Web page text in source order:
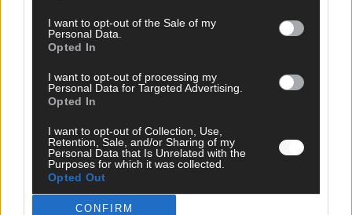
I want to opt-out of the Sale of my
Personal Data.
Opted In
I want to opt-out of processing my
Personal Data for Targeted Advertising.
Opted In
I want to opt-out of Collection, Use,
Retention, Sale, and/or Sharing of my
Personal Data that Is Unrelated with the
Purposes for which it was collected.
Opted Out
CONFIRM
SCHNELL ZUM RESSORT